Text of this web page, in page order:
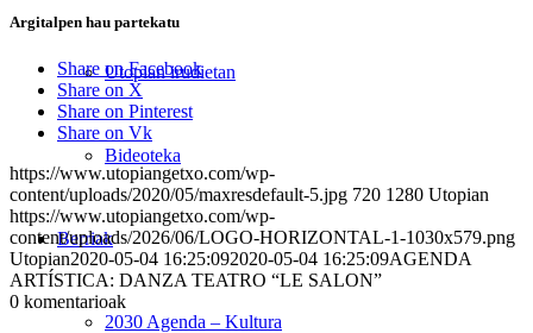
Utopian irudietan
Bideoteka
Berriak
2030 Agenda – Kultura
Argitalpen hau partekatu
Share on Facebook
Share on X
Share on Pinterest
Share on Vk
https://www.utopiangetxo.com/wp-
content/uploads/2020/05/maxresdefault-5.jpg 720 1280 Utopian
https://www.utopiangetxo.com/wp-
content/uploads/2026/06/LOGO-HORIZONTAL-1-1030x579.png
Utopian2020-05-04 16:25:092020-05-04 16:25:09AGENDA
ARTÍSTICA: DANZA TEATRO “LE SALON”
0 komentarioak